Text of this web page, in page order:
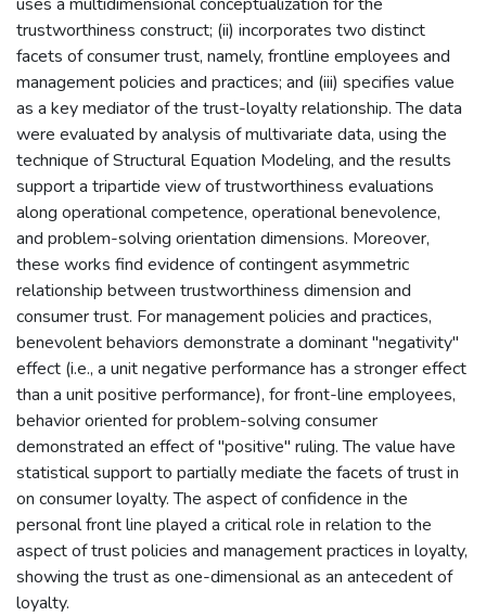
trustworthiness construct; (ii) incorporates two distinct
facets of consumer trust, namely, frontline employees and
management policies and practices; and (iii) specifies value
as a key mediator of the trust-loyalty relationship. The data
were evaluated by analysis of multivariate data, using the
technique of Structural Equation Modeling, and the results
support a tripartide view of trustworthiness evaluations
along operational competence, operational benevolence,
and problem-solving orientation dimensions. Moreover,
these works find evidence of contingent asymmetric
relationship between trustworthiness dimension and
consumer trust. For management policies and practices,
benevolent behaviors demonstrate a dominant "negativity"
effect (i.e., a unit negative performance has a stronger effect
than a unit positive performance), for front-line employees,
behavior oriented for problem-solving consumer
demonstrated an effect of "positive" ruling. The value have
statistical support to partially mediate the facets of trust in
on consumer loyalty. The aspect of confidence in the
personal front line played a critical role in relation to the
aspect of trust policies and management practices in loyalty,
showing the trust as one-dimensional as an antecedent of
loyalty.